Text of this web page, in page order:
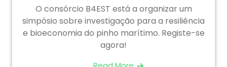
O consórcio B4EST está a organizar um
simpósio sobre investigação para a resiliência
e bioeconomia do pinho marítimo. Registe-se
agora!